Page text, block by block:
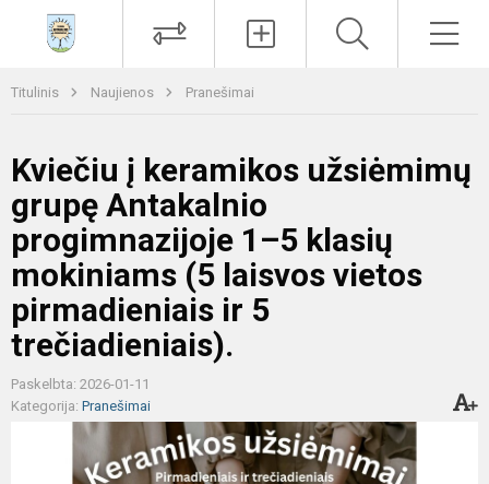
Titulinis Naujienos Pranešimai
Kviečiu į keramikos užsiėmimų
grupę Antakalnio
progimnazijoje 1–5 klasių
mokiniams (5 laisvos vietos
pirmadieniais ir 5
trečiadieniais).
Paskelbta: 2026-01-11
Kategorija: Pranešimai